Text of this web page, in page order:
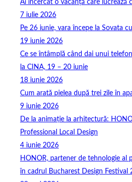
Ai încercat o vacanță care lucrează
7 iulie 2026
Pe 26 iunie, vara începe la Sovata
19 iunie 2026
Ce se întâmplă când dai unui
la CINA, 19 – 20 iunie
18 iunie 2026
Cum arată pielea după trei zile în
9 iunie 2026
De la animație la arhitectură:
Professional Local Design
4 iunie 2026
HONOR, partener de tehnologie al
în cadrul Bucharest Design Festival